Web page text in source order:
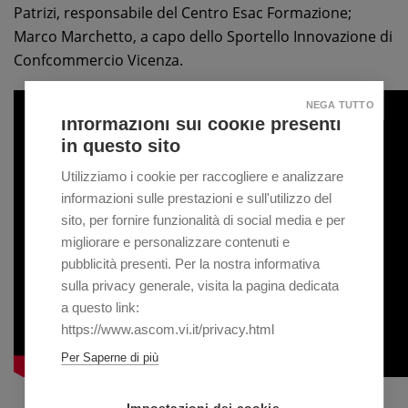
Patrizi, responsabile del Centro Esac Formazione;
Marco Marchetto, a capo dello Sportello Innovazione di
Confcommercio Vicenza.
Informazioni sui cookie presenti
in questo sito
Utilizziamo i cookie per raccogliere e analizzare
informazioni sulle prestazioni e sull'utilizzo del
sito, per fornire funzionalità di social media e per
migliorare e personalizzare contenuti e
pubblicità presenti. Per la nostra informativa
sulla privacy generale, visita la pagina dedicata
a questo link:
https://www.ascom.vi.it/privacy.html
Per Saperne di più
NEGA TUTTO